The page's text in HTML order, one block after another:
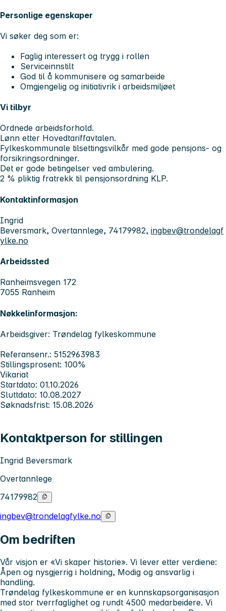
Personlige egenskaper
Vi søker deg som er:
Faglig interessert og trygg i rollen
Serviceinnstilt
God til å kommunisere og samarbeide
Omgjengelig og initiativrik i arbeidsmiljøet
Vi tilbyr
Ordnede arbeidsforhold.
Lønn etter Hovedtariffavtalen.
Fylkeskommunale tilsettingsvilkår med gode pensjons- og
forsikringsordninger.
Det er gode betingelser ved ambulering.
2 % pliktig fratrekk til pensjonsordning KLP.
Kontaktinformasjon
Ingrid
Beversmark, Overtannlege, 74179982, ingbev@trondelagf
ylke.no
Arbeidssted
Ranheimsvegen 172
7055 Ranheim
Nøkkelinformasjon:
Arbeidsgiver: Trøndelag fylkeskommune
Referansenr.: 5152963983
Stillingsprosent: 100%
Vikariat
Startdato: 01.10.2026
Sluttdato: 10.08.2027
Søknadsfrist: 15.08.2026
Kontaktperson for stillingen
Ingrid Beversmark
Overtannlege
74179982
ingbev@trondelagfylke.no
Om bedriften
Vår visjon er «Vi skaper historie». Vi lever etter verdiene:
Åpen og nysgjerrig i holdning, Modig og ansvarlig i
handling.
Trøndelag fylkeskommune er en kunnskapsorganisasjon
med stor tverrfaglighet og rundt 4500 medarbeidere. Vi